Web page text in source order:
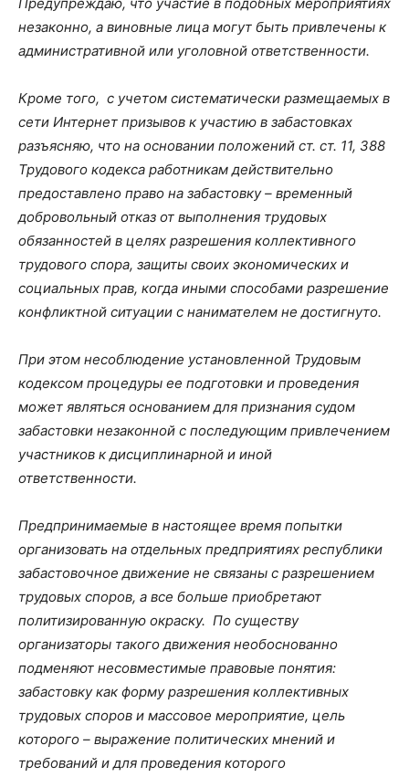
незаконно, а виновные лица могут быть привлечены к
административной или уголовной ответственности.
Кроме того, с учетом систематически размещаемых в
сети Интернет призывов к участию в забастовках
разъясняю, что на основании положений ст. ст. 11, 388
Трудового кодекса работникам действительно
предоставлено право на забастовку – временный
добровольный отказ от выполнения трудовых
обязанностей в целях разрешения коллективного
трудового спора, защиты своих экономических и
социальных прав, когда иными способами разрешение
конфликтной ситуации с нанимателем не достигнуто.
При этом несоблюдение установленной Трудовым
кодексом процедуры ее подготовки и проведения
может являться основанием для признания судом
забастовки незаконной с последующим привлечением
участников к дисциплинарной и иной
ответственности.
Предпринимаемые в настоящее время попытки
организовать на отдельных предприятиях республики
забастовочное движение не связаны с разрешением
трудовых споров, а все больше приобретают
политизированную окраску. По существу
организаторы такого движения необоснованно
подменяют несовместимые правовые понятия:
забастовку как форму разрешения коллективных
трудовых споров и массовое мероприятие, цель
которого – выражение политических мнений и
требований и для проведения которого